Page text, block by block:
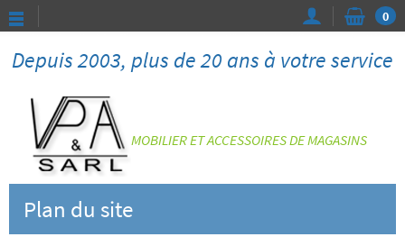
Depuis 2003, plus de 20 ans à votre service
0
MOBILIER ET ACCESSOIRES DE MAGASINS
Plan du site